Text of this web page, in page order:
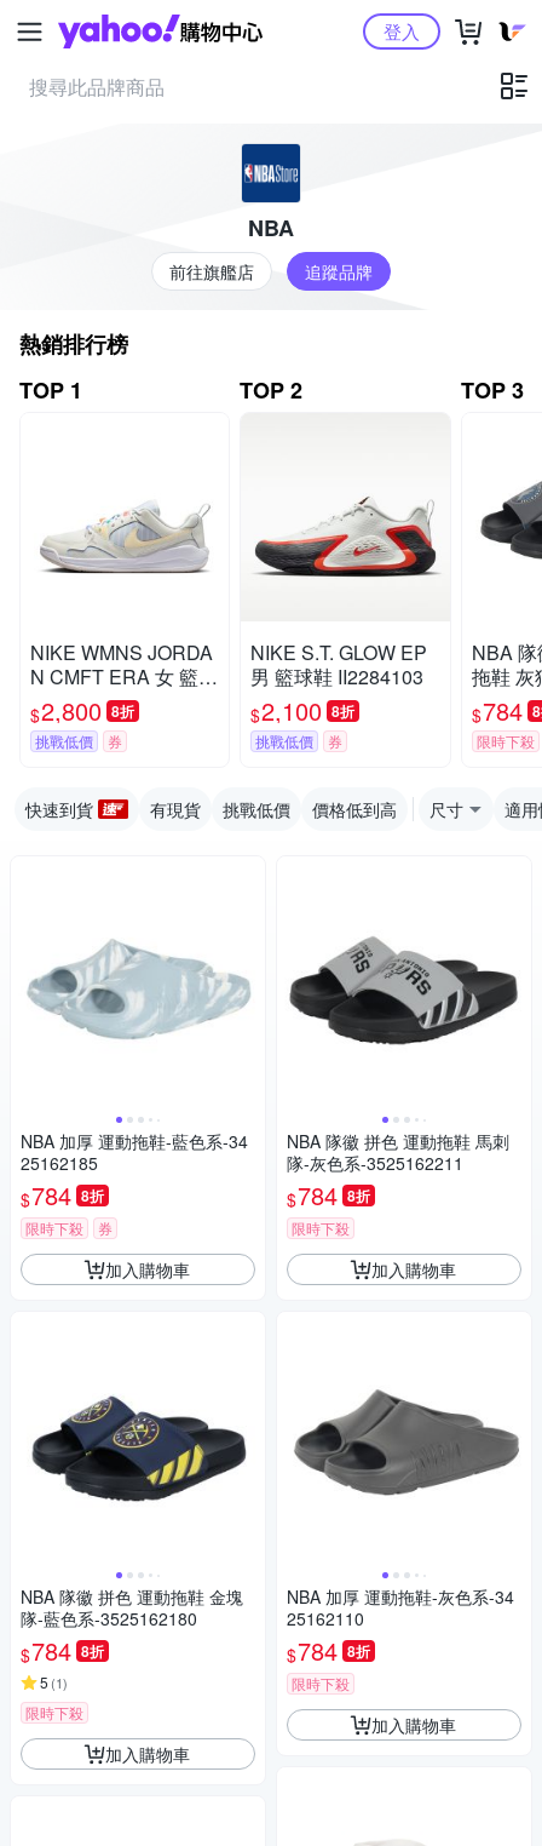
Yahoo購物中心登入
NBA
前往旗艦店 追蹤品牌
熱銷排行榜
TOP 1
NIKE WMNS JORDA
N CMFT ERA 女 籃球
鞋 IR7556171
$2,800 8折
挑戰低價 券
TOP 2
NIKE S.T. GLOW EP
男 籃球鞋 II2284103
$2,100 8折
挑戰低價 券
TOP 3
NBA
拖鞋 灰
$784
限時下殺
快速到貨 有現貨 挑戰低價 價格低到高 尺寸 適
NBA 加厚 運動拖鞋-藍色系-34
25162185
$784 8折
限時下殺 券
加入購物車
NBA 隊徽 拼色 運動拖鞋 金塊
隊-藍色系-3525162180
$784 8折
5 (1)
限時下殺
加入購物車
NBA 隊徽 拼色 運動拖鞋 馬刺
隊-灰色系-3525162211
$784 8折
限時下殺
加入購物車
NBA 加厚 運動拖鞋-灰色系-34
25162110
$784 8折
限時下殺
加入購物車